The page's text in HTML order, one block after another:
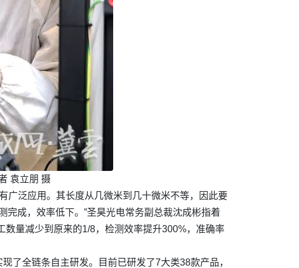
袁立朋 摄
广泛应用。其长度从几微米到几十微米不等，因此要
成，效率低下。”圣昊光电常务副总裁沈成彬指着
量减少到原来的1/8，检测效率提升300%，准确率
了全链条自主研发。目前已研发了7大类38款产品，